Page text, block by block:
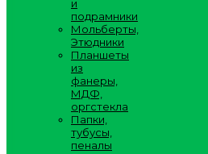
и
подрамники
Мольберты,
Этюдники
Планшеты
из
фанеры,
МДФ,
оргстекла
Папки,
тубусы,
пеналы